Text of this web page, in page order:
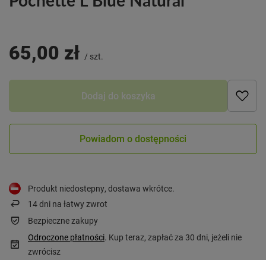
65,00 zł / szt.
Dodaj do koszyka
Powiadom o dostępności
Produkt niedostepny, dostawa wkrótce
14dni na łatwy zwrot
Bezpieczne zakupy
Odroczone płatności. Kup teraz, zapłać za 30 dni, jeżeli nie
zwrócisz